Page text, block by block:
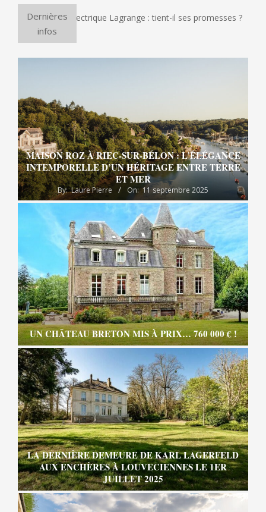
Dernières
infos
à pizza électrique Lagrange : tient-il ses promesses ?
MAISON ROZ À RIEC-SUR-BÉLON : L’ÉLÉGANCE
INTEMPORELLE D’UN HÉRITAGE ENTRE TERRE
ET MER
By: Laure Pierre On: 11 septembre 2025
UN CHÂTEAU BRETON MIS À PRIX… 760 000 € !
LA DERNIÈRE DEMEURE DE KARL LAGERFELD
AUX ENCHÈRES À LOUVECIENNES LE 1ER
JUILLET 2025